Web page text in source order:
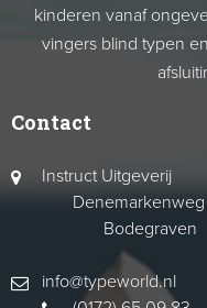
kinderen vanaf
vingers blind typen
Contact
Instruct Uitgeverij
Denemarkenweg
Bodegraven
info@typeworld.nl